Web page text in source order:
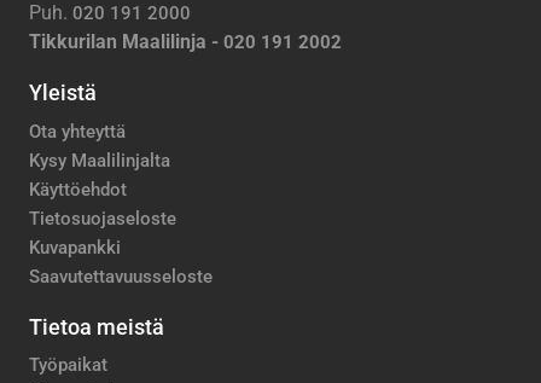
Puh. 020 191 2000
Tikkurilan Maalilinja - 020 191 2002
Yleistä
Ota yhteyttä
Kysy Maalilinjalta
Käyttöehdot
Tietosuojaseloste
Kuvapankki
Saavutettavuusseloste
Tietoa meistä
Työpaikat